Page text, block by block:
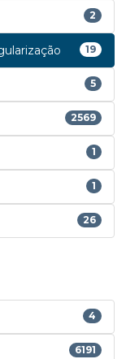
2
19
5
2569
1
1
26
4
6191